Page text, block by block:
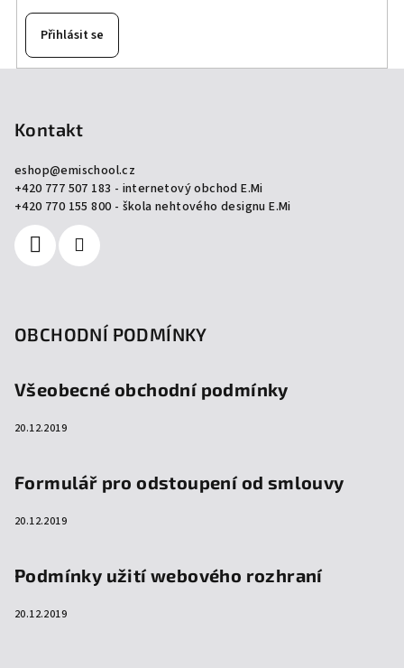
Přihlásit se
Kontakt
eshop@emischool.cz
+420 777 507 183 - internetový obchod E.Mi
+420 770 155 800 - škola nehtového designu E.Mi
OBCHODNÍ PODMÍNKY
Všeobecné obchodní podmínky
20.12.2019
Formulář pro odstoupení od smlouvy
20.12.2019
Podmínky užití webového rozhraní
20.12.2019